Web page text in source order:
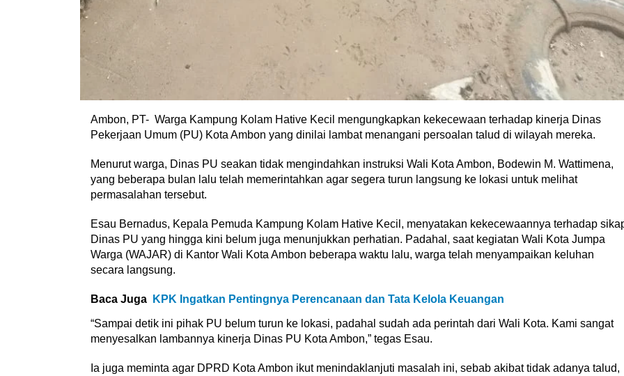
Ambon, PT- Warga Kampung Kolam Hative Kecil mengungkapkan kekecewaan terhadap kinerja Dinas
Pekerjaan Umum (PU) Kota Ambon yang dinilai lambat menangani persoalan talud di wilayah mereka.
Menurut warga, Dinas PU seakan tidak mengindahkan instruksi Wali Kota Ambon, Bodewin M. Wattimena,
yang beberapa bulan lalu telah memerintahkan agar segera turun langsung ke lokasi untuk melihat
permasalahan tersebut.
Esau Bernadus, Kepala Pemuda Kampung Kolam Hative Kecil, menyatakan kekecewaannya terhadap
Dinas PU yang hingga kini belum juga menunjukkan perhatian. Padahal, saat kegiatan Wali Kota Jumpa
Warga (WAJAR) di Kantor Wali Kota Ambon beberapa waktu lalu, warga telah menyampaikan keluhan
secara langsung.
Baca Juga KPK Ingatkan Pentingnya Perencanaan dan Tata Kelola Keuangan
“Sampai detik ini pihak PU belum turun ke lokasi, padahal sudah ada perintah dari Wali Kota. Kami sangat
menyesalkan lambannya kinerja Dinas PU Kota Ambon,” tegas Esau.
Ia juga meminta agar DPRD Kota Ambon ikut menindaklanjuti masalah ini, sebab akibat tidak adanya talud,